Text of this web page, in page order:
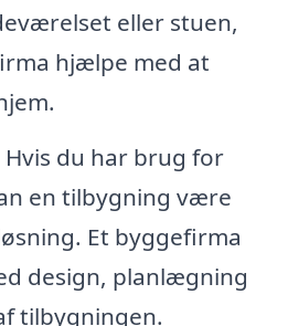
eller stuen,
hjælpe med at
Hvis du har brug for
en tilbygning være
Et byggefirma
design, planlægning
tilbygningen.